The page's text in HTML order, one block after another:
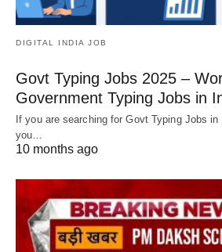
DIGITAL INDIA JOB
Govt Typing Jobs 2025 –
Government Typing Jobs in
If you are searching for Govt Typing Jobs
you…
10 months ago